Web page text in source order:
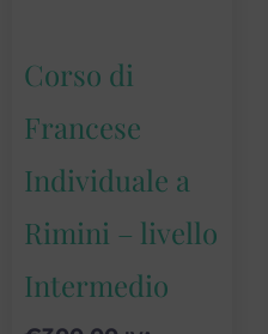
Corso di
Francese
Individuale a
Rimini – livello
Intermedio